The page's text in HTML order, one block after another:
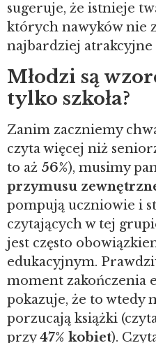
sugeruje, że istnieje
których nawyków nie
najbardziej atrakcyjne
Młodzi są
tylko szkoła?
Zanim zaczniemy
czyta więcej niż
to aż 56%), musimy
przymusu
pompują uczniowie i
czytających w tej
jest często
edukacyjnym.
moment zakończenia
pokazuje, że to wtedy
porzucają książki
przy47% kobiet).